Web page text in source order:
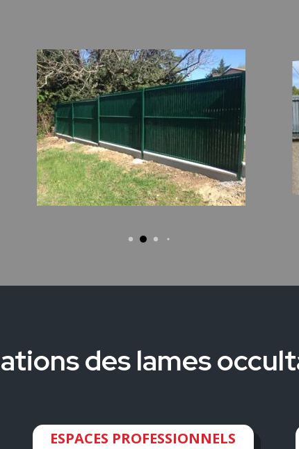
des lames
ESPACES PROFESSIONNELS